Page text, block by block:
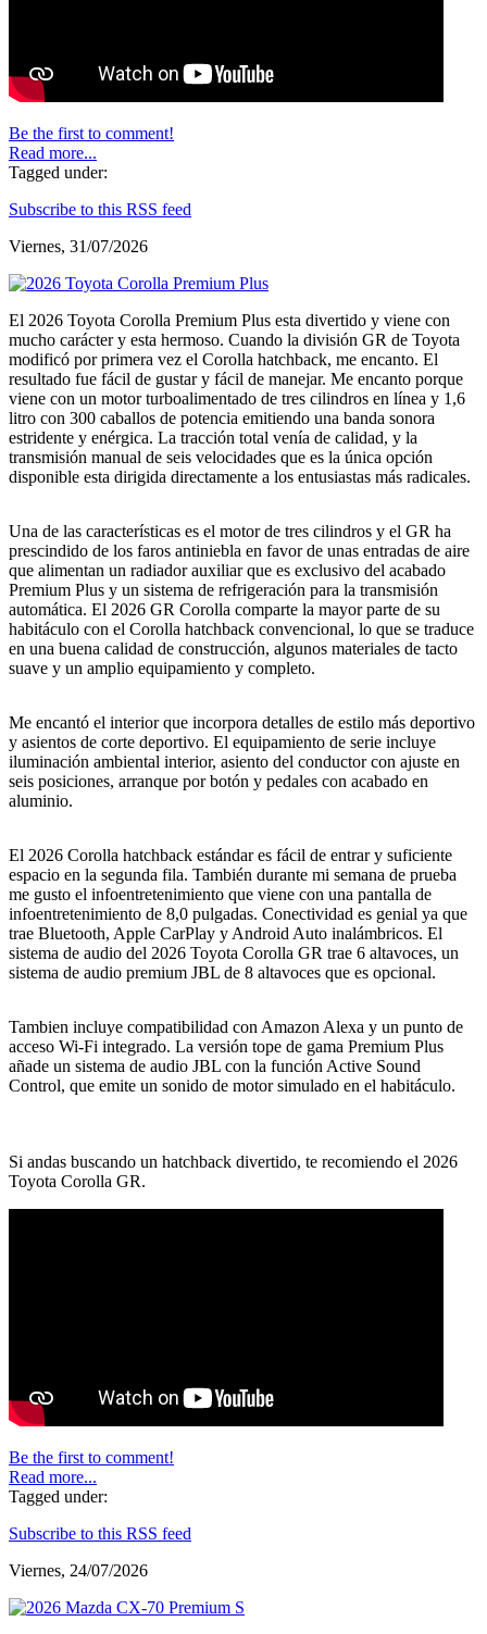
Be the first to comment!
Read more...
Tagged under:
Subscribe to this RSS feed
Viernes, 31/07/2026
El 2026 Toyota Corolla Premium Plus esta divertido y viene con
mucho carácter y esta hermoso. Cuando la división GR de Toyota
modificó por primera vez el Corolla hatchback, me encanto. El
resultado fue fácil de gustar y fácil de manejar. Me encanto porque
viene con un motor turboalimentado de tres cilindros en línea y 1,6
litro con 300 caballos de potencia emitiendo una banda sonora
estridente y enérgica. La tracción total venía de calidad, y la
transmisión manual de seis velocidades que es la única opción
disponible esta dirigida directamente a los entusiastas más radicales.
Una de las características es el motor de tres cilindros y el GR ha
prescindido de los faros antiniebla en favor de unas entradas de aire
que alimentan un radiador auxiliar que es exclusivo del acabado
Premium Plus y un sistema de refrigeración para la transmisión
automática. El 2026 GR Corolla comparte la mayor parte de su
habitáculo con el Corolla hatchback convencional, lo que se traduce
en una buena calidad de construcción, algunos materiales de tacto
suave y un amplio equipamiento y completo.
Me encantó el interior que incorpora detalles de estilo más deportivo
y asientos de corte deportivo. El equipamiento de serie incluye
iluminación ambiental interior, asiento del conductor con ajuste en
seis posiciones, arranque por botón y pedales con acabado en
aluminio.
El 2026 Corolla hatchback estándar es fácil de entrar y suficiente
espacio en la segunda fila. También durante mi semana de prueba
me gusto el infoentretenimiento que viene con una pantalla de
infoentretenimiento de 8,0 pulgadas. Conectividad es genial ya que
trae Bluetooth, Apple CarPlay y Android Auto inalámbricos. El
sistema de audio del 2026 Toyota Corolla GR trae 6 altavoces, un
sistema de audio premium JBL de 8 altavoces que es opcional.
Tambien incluye compatibilidad con Amazon Alexa y un punto de
acceso Wi-Fi integrado. La versión tope de gama Premium Plus
añade un sistema de audio JBL con la función Active Sound
Control, que emite un sonido de motor simulado en el habitáculo.
Si andas buscando un hatchback divertido, te recomiendo el 2026
Toyota Corolla GR.
Be the first to comment!
Read more...
Tagged under:
Subscribe to this RSS feed
Viernes, 24/07/2026